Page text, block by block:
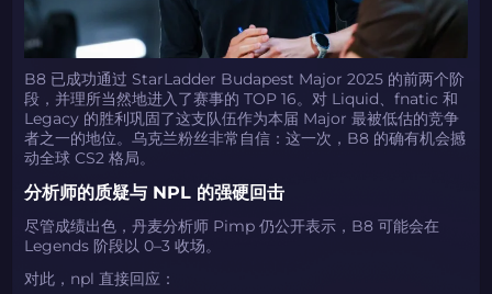
B8 已成功通过 StarLadder Budapest Major 2025 的前两个阶
段，并理所当然地进入了赛事的 TOP 16。对 Liquid、fnatic 和
Legacy 的胜利巩固了这支队伍作为本届 Major 最被低估的竞争
者之一的地位。乌克兰粉丝非常自信：这一次，B8 的确有机会撼
动全球 CS2 格局。
分析师的质疑与 NPL 的强硬回击
尽管成绩出色，丹麦分析师 Pimp 仍公开表示，B8 可能会在
Legends 阶段以 0–3 收场。
对此，npl 直接回应：